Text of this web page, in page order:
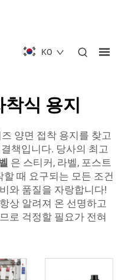
KO
식 용지
양면 접착 용지를 찾고
책입니다. 당사의 최고
은 스티커, 라벨, 포스트
때 요구되는 모든 조건
와 품질을 자랑합니다!
상 알려져 온 선명하고
로 걱정할 필요가 전혀